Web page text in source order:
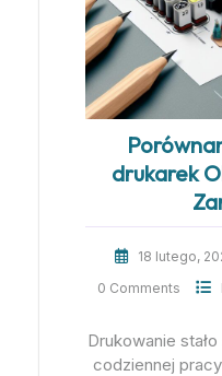
drukarek
18 lutego,
0 Comments
Drukowanie
codziennej